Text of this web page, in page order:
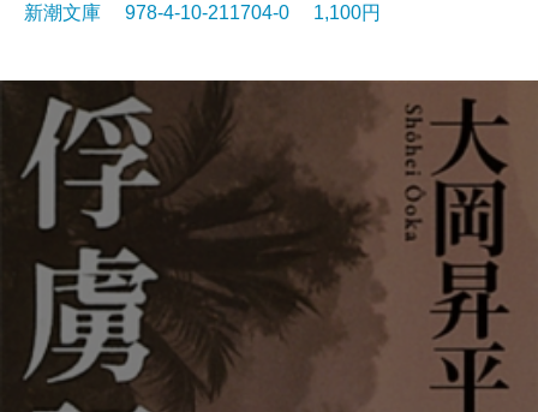
新潮文庫 978-4-10-211704-0 1,100円